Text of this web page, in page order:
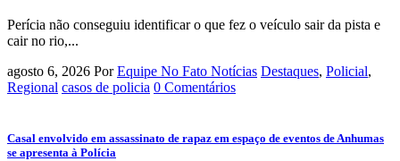
Perícia não conseguiu identificar o que fez o veículo sair da pista e
cair no rio,...
agosto 6, 2026 Por Equipe No Fato Notícias Destaques, Policial,
Regional casos de policia 0 Comentários
Casal envolvido em assassinato de rapaz em espaço de eventos de Anhumas
se apresenta à Polícia